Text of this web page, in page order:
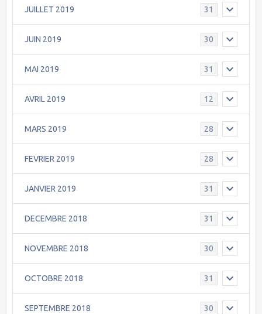
JUILLET 2019 31
JUIN 2019 30
MAI 2019 31
AVRIL 2019 12
MARS 2019 28
FEVRIER 2019 28
JANVIER 2019 31
DECEMBRE 2018 31
NOVEMBRE 2018 30
OCTOBRE 2018 31
SEPTEMBRE 2018 30